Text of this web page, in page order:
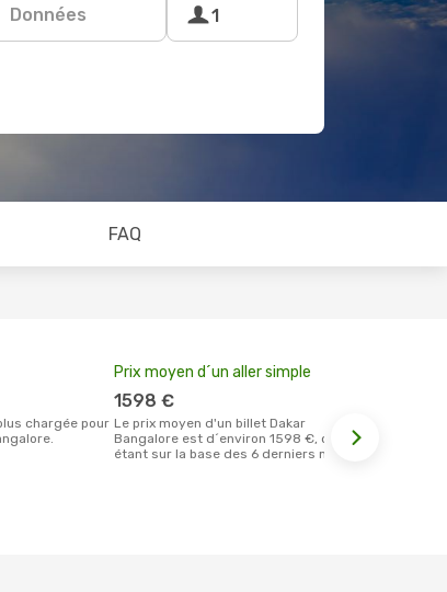
Données 1
FAQ
Prix moyen d´un aller simple
1598 €
Le prix moyen d'un billet Dakar
Bangalore est d´environ 1598 €, ce prix
étant sur la base des 6 derniers mois.